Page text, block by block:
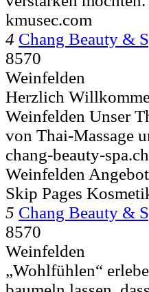
kmusec.com
4 Chang Beauty &
8570
Weinfelden
Herzlich
Weinfelden Unser
von Thai-Massage
chang-beauty-
Weinfelden
Skip Pages
5 Chang Beauty &
8570
Weinfelden
„Wohlfühlen“